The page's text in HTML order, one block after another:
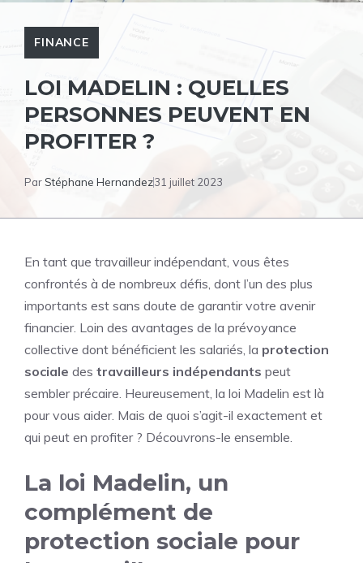
FINANCE
LOI MADELIN : QUELLES
PERSONNES PEUVENT EN
PROFITER ?
ParStéphane Hernandez31 juillet 2023
En tant que travailleur indépendant, vous êtes
confrontés à de nombreux défis, dont l’un des plus
importants est sans doute de garantir votre avenir
financier. Loin des avantages de la prévoyance
collective dont bénéficient les salariés, la protection
sociale des travailleurs indépendants peut
sembler précaire. Heureusement, la loi Madelin est là
pour vous aider. Mais de quoi s’agit-il exactement et
qui peut en profiter ? Découvrons-le ensemble.
La loi Madelin, un
complément de
protection sociale pour